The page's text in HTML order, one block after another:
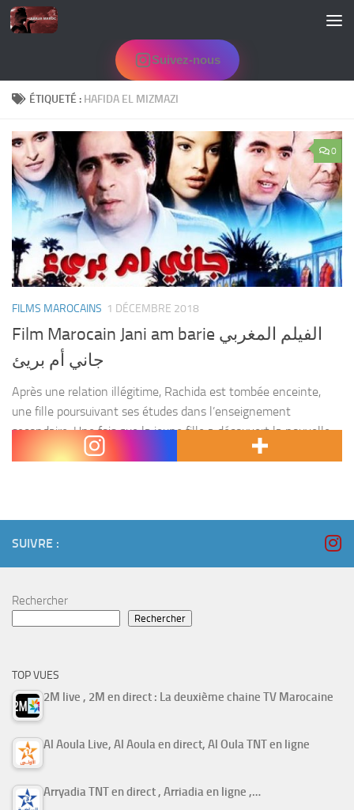
Skip to content
Suivez-nous
ÉTIQUETÉ : HAFIDA EL MIZMAZI
0
FILMS MAROCAINS 1 DÉCEMBRE 2018
Film Marocain Jani am barie الفيلم المغربي
جاني أم بريئ
Après une relation illégitime, Rachida est tombée enceinte,
une fille poursuivant ses études dans l’enseignement
secondaire. Une fois que la jeune fille a découvert la nouvelle
,elle plonga dans une crise, elle s’est effondrée...
SUIVRE :
Rechercher
Rechercher
TOP VUES
2M live , 2M en direct : La deuxième chaine TV Marocaine
Al Aoula Live, Al Aoula en direct, Al Oula TNT en ligne
Arryadia TNT en direct , Arriadia en ligne ,…